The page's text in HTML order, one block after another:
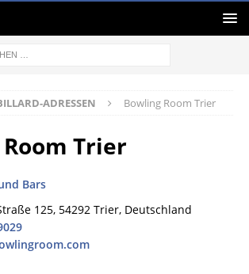
ADRESSEN Bowling Room Trier
Trier
Bars
125, 54292 Trier, Deutschland